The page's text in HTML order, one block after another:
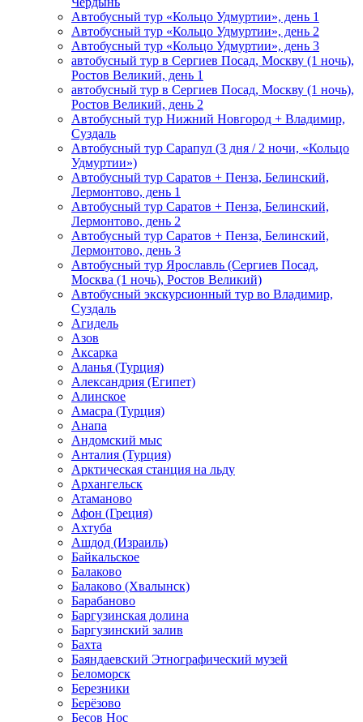
Автобусный тур «Кольцо Удмуртии», день 1
Автобусный тур «Кольцо Удмуртии», день 2
Автобусный тур «Кольцо Удмуртии», день 3
автобусный тур в Сергиев Посад, Москву (1 ночь),
Ростов Великий, день 1
автобусный тур в Сергиев Посад, Москву (1 ночь),
Ростов Великий, день 2
Автобусный тур Нижний Новгород + Владимир,
Суздаль
Автобусный тур Сарапул (3 дня / 2 ночи, «Кольцо
Удмуртии»)
Автобусный тур Саратов + Пенза, Белинский,
Лермонтово, день 1
Автобусный тур Саратов + Пенза, Белинский,
Лермонтово, день 2
Автобусный тур Саратов + Пенза, Белинский,
Лермонтово, день 3
Автобусный тур Ярославль (Сергиев Посад,
Москва (1 ночь), Ростов Великий)
Автобусный экскурсионный тур во Владимир,
Суздаль
Агидель
Азов
Аксарка
Аланья (Турция)
Александрия (Египет)
Алинское
Амасра (Турция)
Анапа
Андомский мыс
Анталия (Турция)
Арктическая станция на льду
Архангельск
Атаманово
Афон (Греция)
Ахтуба
Ашдод (Израиль)
Байкальское
Балаково
Балаково (Хвалынск)
Барабаново
Баргузинская долина
Баргузинский залив
Бахта
Баяндаевский Этнографический музей
Беломорск
Березники
Берёзово
Бесов Нос